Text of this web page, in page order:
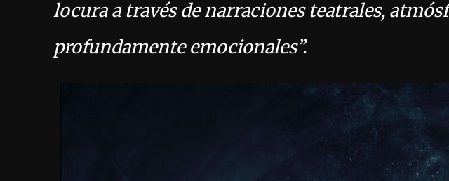
locura a través de narraciones teatrales,
profundamente emocionales”.